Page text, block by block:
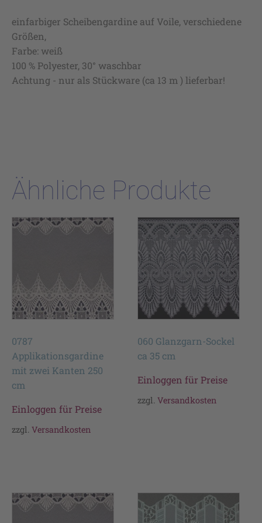
einfarbiger Scheibengardine auf Voile, verschiedene
Größen,
Farbe: weiß
100 % Polyester, 30° waschbar
Achtung - nur als Stückware (ca 13 m ) lieferbar!
Ähnliche Produkte
0787
Applikationsgardine
mit zwei Kanten 250
cm
Einloggen für Preise
zzgl. Versandkosten
060 Glanzgarn-Sockel
ca 35 cm
Einloggen für Preise
zzgl.Versandkosten